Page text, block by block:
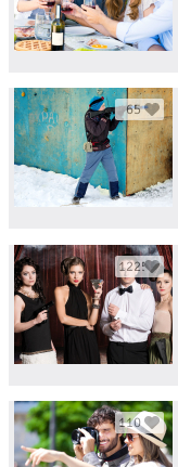
65
1225
110